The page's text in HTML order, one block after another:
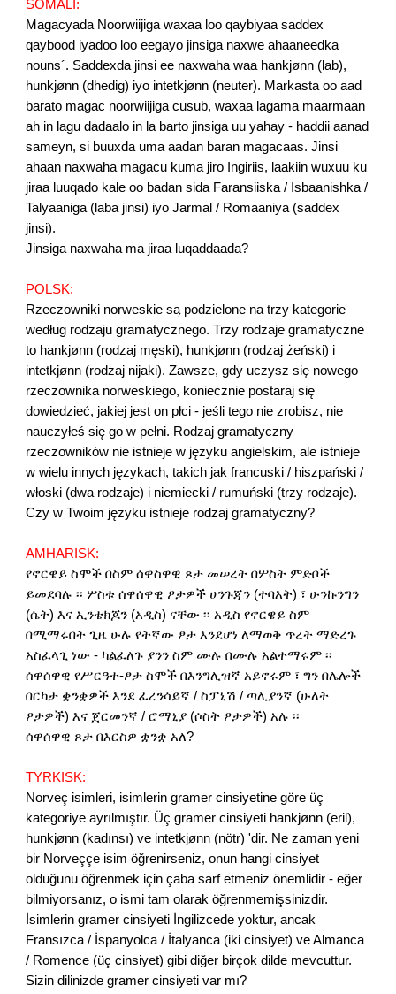
SOMALI:
Magacyada Noorwiijiga waxaa loo qaybiyaa saddex
qaybood iyadoo loo eegayo jinsiga naxwe ahaaneedka
nouns´. Saddexda jinsi ee naxwaha waa hankjønn (lab),
hunkjønn (dhedig) iyo intetkjønn (neuter). Markasta oo aad
barato magac noorwiijiga cusub, waxaa lagama maarmaan
ah in lagu dadaalo in la barto jinsiga uu yahay - haddii aanad
sameyn, si buuxda uma aadan baran magacaas. Jinsi
ahaan naxwaha magacu kuma jiro Ingiriis, laakiin wuxuu ku
jiraa luuqado kale oo badan sida Faransiiska / Isbaanishka /
Talyaaniga (laba jinsi) iyo Jarmal / Romaaniya (saddex
jinsi).
Jinsiga naxwaha ma jiraa luqaddaada?
POLSK:
Rzeczowniki norweskie są podzielone na trzy kategorie
według rodzaju gramatycznego. Trzy rodzaje gramatyczne
to hankjønn (rodzaj męski), hunkjønn (rodzaj żeński) i
intetkjønn (rodzaj nijaki). Zawsze, gdy uczysz się nowego
rzeczownika norweskiego, koniecznie postaraj się
dowiedzieć, jakiej jest on płci - jeśli tego nie zrobisz, nie
nauczyłeś się go w pełni. Rodzaj gramatyczny
rzeczowników nie istnieje w języku angielskim, ale istnieje
w wielu innych językach, takich jak francuski / hiszpański /
włoski (dwa rodzaje) i niemiecki / rumuński (trzy rodzaje).
Czy w Twoim języku istnieje rodzaj gramatyczny?
AMHARISK:
የኖርዌይ ስሞች በስም ሰዋስዋዊ ጾታ መሠረት በሦስት ምድቦች
ይመደባሉ ፡፡ ሦስቱ ሰዋሰዋዊ ፆታዎች ሀንጉጃን (ተባእት) ፣ ሁንኩንግን
(ሴት) እና ኢንቴክጆን (አዲስ) ናቸው ፡፡ አዲስ የኖርዌይ ስም
በሚማሩበት ጊዜ ሁሉ የትኛው ፆታ እንደሆነ ለማወቅ ጥረት ማድረጉ
አስፈላጊ ነው - ካልፈለጉ ያንን ስም ሙሉ በሙሉ አልተማሩም ፡፡
ሰዋሰዋዊ የሥርዓተ-ፆታ ስሞች በእንግሊዝኛ አይኖሩም ፣ ግን በሌሎች
በርካታ ቋንቋዎች እንደ ፈረንሳይኛ / ስፓኒሽ / ጣሊያንኛ (ሁለት
ፆታዎች) እና ጀርመንኛ / ሮማኒያ (ሶስት ፆታዎች) አሉ ፡፡
ሰዋሰዋዊ ጾታ በእርስዎ ቋንቋ አለ?
TYRKISK:
Norveç isimleri, isimlerin gramer cinsiyetine göre üç
kategoriye ayrılmıştır. Üç gramer cinsiyeti hankjønn (eril),
hunkjønn (kadınsı) ve intetkjønn (nötr) 'dir. Ne zaman yeni
bir Norveççe isim öğrenirseniz, onun hangi cinsiyet
olduğunu öğrenmek için çaba sarf etmeniz önemlidir - eğer
bilmiyorsanız, o ismi tam olarak öğrenmemişsinizdir.
İsimlerin gramer cinsiyeti İngilizcede yoktur, ancak
Fransızca / İspanyolca / İtalyanca (iki cinsiyet) ve Almanca
/ Romence (üç cinsiyet) gibi diğer birçok dilde mevcuttur.
Sizin dilinizde gramer cinsiyeti var mı?